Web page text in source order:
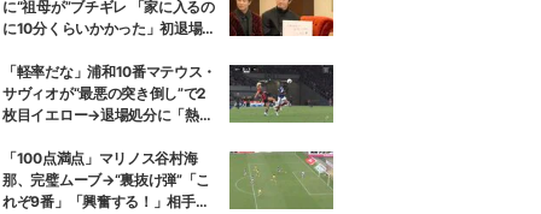
に“祖母が”ブチギレ 「家に入るの
に10分くらいかかった」初退場の
「軽率だな」浦和10番マテウス・
サヴィオが“最悪の突き倒し”で2
枚目イエロー→退場処分に「熱い
「100点満点」マリノス谷村海
那、完璧ムーブ→“裏抜け弾”「こ
れぞ9番」「興奮する！」相手守